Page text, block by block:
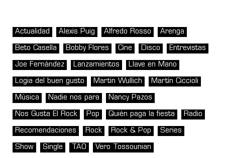
Actualidad Alexis Puig Alfredo Rosso Arenga
Beto Casella Bobby Flores Cine Disco Entrevistas
Joe Fernández Lanzamientos Llave en Mano
Logia del buen gusto Martin Wullich Martín Ciccioli
Música Nadie nos para Nancy Pazos
Nos Gusta El Rock Pop Quién paga la fiesta Radio
Recomendaciones Rock Rock & Pop Series
Show Single TAO Vero Tossounian